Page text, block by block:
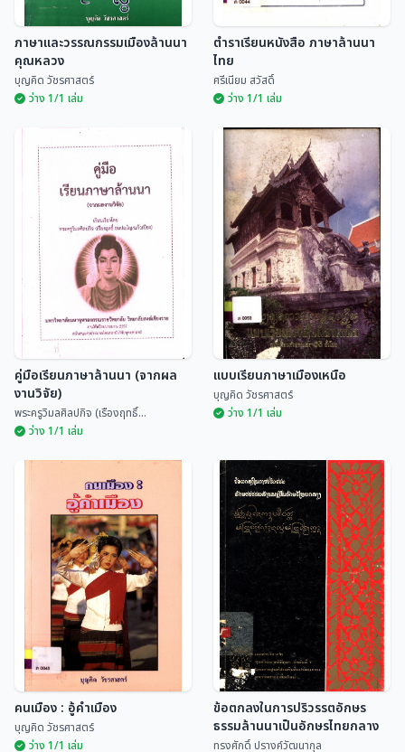
ภาษาและวรรณกรรมเมือง
ล้านนา คุณหลวง
บุญคิด วัชรศาสตร์
ภาษาและวรรณกรรมเมืองล้านนา
คุณหลวง
บุญคิด วัชรศาสตร์
ว่าง 1/1 เล่ม
ตำราเรียนหนังสือ ภาษาล้าน
นาไทย
ศรีเนียม สวัสดิ์
ตำราเรียนหนังสือ ภาษาล้านนา
ไทย
ศรีเนียม สวัสดิ์
ว่าง 1/1 เล่ม
คู่มือเรียนภาษาล้านนา (จาก
ผลงานวิจัย)
พระครูวิมลศิลปกิจ (เรืองฤทธิ์...
คู่มือเรียนภาษาล้านนา (จากผล
งานวิจัย)
พระครูวิมลศิลปกิจ (เรืองฤทธิ์...
ว่าง 1/1 เล่ม
แบบเรียนภาษาเมืองเหนือ
บุญคิด วัชรศาสตร์
แบบเรียนภาษาเมืองเหนือ
บุญคิด วัชรศาสตร์
ว่าง 1/1 เล่ม
คนเมือง : อู้คำเมือง
บุญคิด วัชรศาสตร์
ว่าง 1/1 เล่ม
ข้อตกลงในการปริวรรตอักษร
ธรรมล้านนาเป็นอักษรไทยกลาง
ทรงศักดิ์ ปรางค์วัฒนากุล